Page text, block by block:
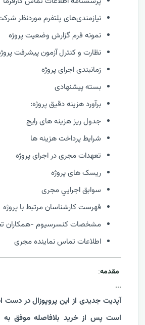
نیازمندی‌های پلتفرم موردنظر
نمونه فرم گزارش وضعيت پروژه
نظارت و كنترل آزمون پیشرفت
زمانبندی اجرای پروژه
بسته پیشنهادی
برآورد هزینه دقیق پروژه:
جدول ریز هزینه های رایج
شرایط پرداخت هزینه ها
تعهدات مجری در اجرای پروژه
ریسک های پروژه
سوابق اجرايي مجری
فهرست كارشناسان مرتبط با پروژه
مشخصات كنسرسيوم -همكاران
اطلاعات تماس نماینده مجری
مقدمه:
...
آپدیت جدیدی از این پروپوزال در
است پس از خرید بلافاصله موفق به